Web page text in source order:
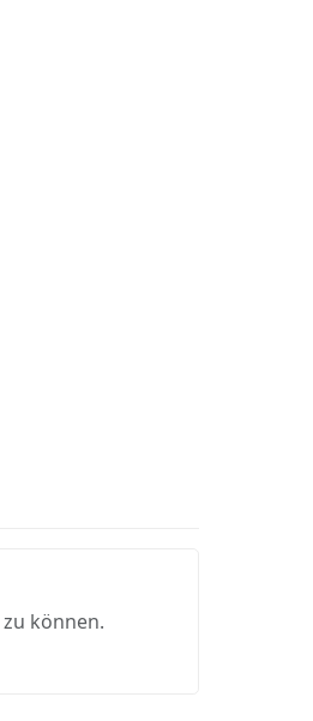
können.